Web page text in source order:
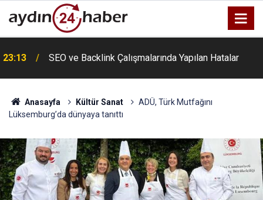
23:13 SEO ve Backlink Çalışmalarında Yapılan Hatalar
Anasayfa Kültür Sanat
ADÜ, Türk Mutfağını
Lüksemburg’da dünyaya tanıttı